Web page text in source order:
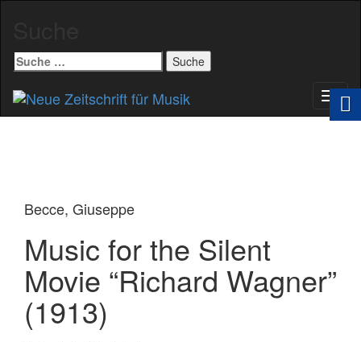
Suche
nach:
Becce, Giuseppe
Music for the Silent
Movie “Richard Wagner”
(1913)